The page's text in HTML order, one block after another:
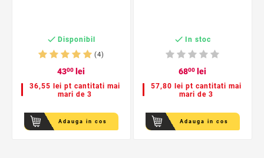
 Disponibil
(4)
4300 lei
36,55 lei pt cantitati mai
mari de 3
Adauga in cos
 In stoc
6800 lei
57,80 lei pt cantitati mai
mari de 3
Adauga in cos